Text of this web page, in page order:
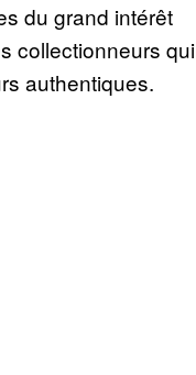
du grand intérêt
collectionneurs qui
authentiques.